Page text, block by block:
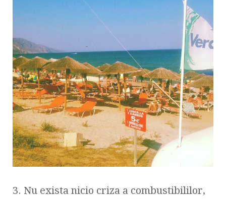
3. Nu exista nicio criza a combustibililor,